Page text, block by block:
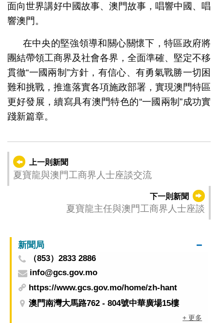
面向世界講好中國故事、澳門故事，唱響中國、唱
響澳門。
在中央的堅強領導和關心關懷下，特區政府將
團結帶領工商界及社會各界，全面準確、堅定不移
貫徹“一國兩制”方針，有信心、有勇氣戰勝一切困
難和挑戰，推進落實各項施政部署，實現澳門特區
更好發展，續寫具有澳門特色的“一國兩制”成功實
踐新篇章。
上一則新聞
夏寶龍與澳門工商界人士座談交流
下一則新聞
夏寶龍主任與澳門工商界人士座談
新聞局
（853）2833 2886
info@gcs.gov.mo
https://www.gcs.gov.mo/home/zh-hant
澳門南灣大馬路762 - 804號中華廣場15樓
+ 更多